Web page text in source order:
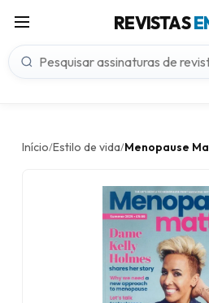
REVISTAS
Início/Estilo de vida/Menopause